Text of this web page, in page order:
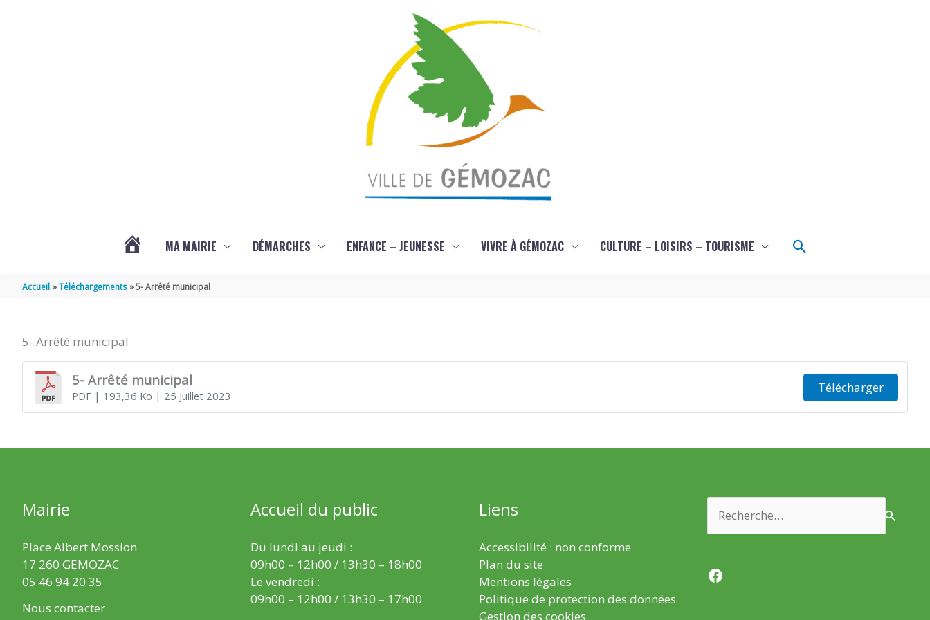
MA MAIRIE DÉMARCHES ENFANCE – JEUNESSE VIVRE À GÉMOZAC CULTURE – LOISIRS – TOURISME Rechercher
Accueil Téléchargements 5- Arrêté municipal
5- Arrêté municipal
5- Arrêté municipal
PDF| 193,36 Ko | 25 Juillet 2023
Télécharger
Mairie
Place Albert Mossion
17 260 GEMOZAC
05 46 94 20 35
Nous contacter
Accueil du public
Du lundi au jeudi :
09h00 – 12h00 / 13h30 – 18h00
Le vendredi :
09h00 – 12h00 / 13h30 – 17h00
Liens
Accessibilité : non conforme
Plan du site
Mentions légales
Politique de protection des données
Gestion des cookies
Facebook